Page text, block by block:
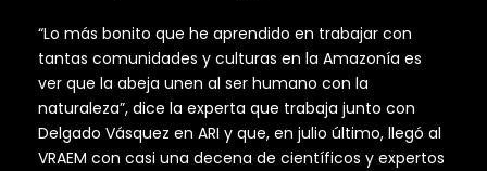
“Lo más bonito que he aprendido en trabajar con
tantas comunidades y culturas en la Amazonía es
ver que la abeja unen al ser humano con la
naturaleza”, dice la experta que trabaja junto con
Delgado Vásquez en ARI y que, en julio último, llegó al
VRAEM con casi una decena de científicos y expertos